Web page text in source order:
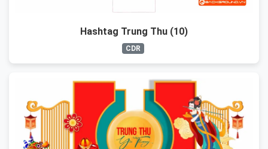
Hashtag Trung Thu (10)
CDR